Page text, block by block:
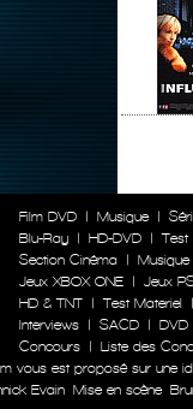
Film DVD | Musique |
Blu-Ray
| HD-DVD |
Test
Section Cinéma
|
Jeux XBOX ONE
| Jeux
HD & TNT
| Test Materiel |
Interviews
| SACD | DVD
Concours
| Liste des
vous est proposé sur une
Evain Mise en scène